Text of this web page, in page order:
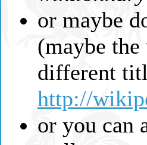
or maybe
(maybe
different
http://
or you can